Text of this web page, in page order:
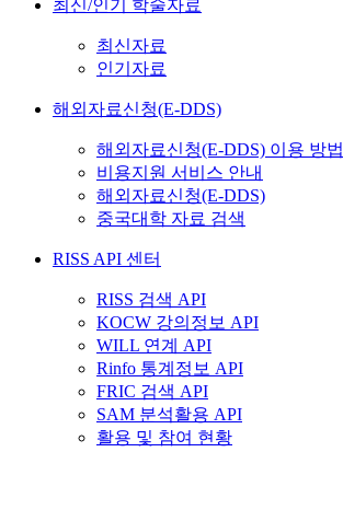
최신/인기 학술자료
최신자료
인기자료
해외자료신청(E-DDS)
해외자료신청(E-DDS) 이용 방법
비용지원 서비스 안내
해외자료신청(E-DDS)
중국대학 자료 검색
RISS API 센터
RISS 검색 API
KOCW 강의정보 API
WILL 연계 API
Rinfo 통계정보 API
FRIC 검색 API
SAM 분석활용 API
활용 및 참여 현황